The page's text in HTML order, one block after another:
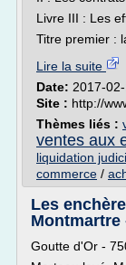
Livre III : Les
Titre premier :
Lire la suite
Date: 2017-
Site : http://
Thèmes liés :
ventes aux
liquidation
commerce /
Les
Goutte d'Or -